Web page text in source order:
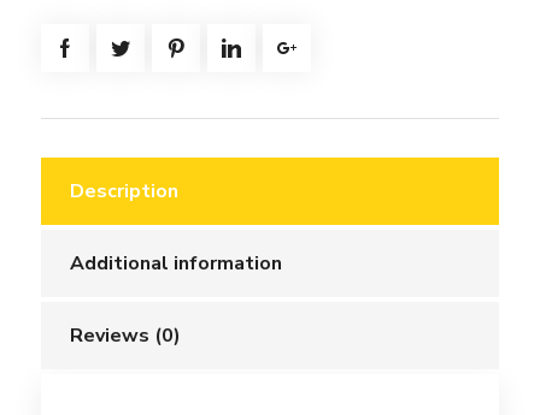
Yellow-
Cat
Lantai
quantity
Description
Additional information
Reviews (0)